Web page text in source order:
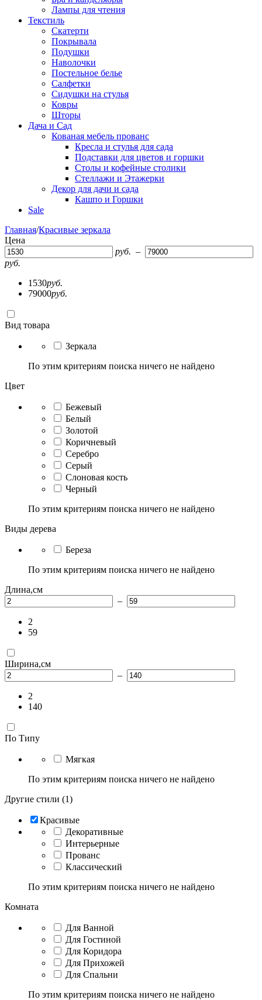
Лампы для чтения
Текстиль
Скатерти
Покрывала
Подушки
Наволочки
Постельное белье
Салфетки
Сидушки на стулья
Ковры
Шторы
Дача и Сад
Кованая мебель прованс
Кресла и стулья для сада
Подставки для цветов и горшки
Столы и кофейные столики
Стеллажи и Этажерки
Декор для дачи и сада
Кашпо и Горшки
Sale
Главная/Красивые зеркала
Цена
руб. –
руб.
1530руб.
79000руб.
Вид товара
Зеркала
По этим критериям поиска ничего не найдено
Цвет
Бежевый
Белый
Золотой
Коричневый
Серебро
Серый
Слоновая кость
Черный
По этим критериям поиска ничего не найдено
Виды дерева
Береза
По этим критериям поиска ничего не найдено
Длина,см
–
2
59
Ширина,см
–
2
140
По Типу
Мягкая
По этим критериям поиска ничего не найдено
Другие стили (1)
Красивые
Декоративные
Интерьерные
Прованс
Классический
По этим критериям поиска ничего не найдено
Комната
Для Ванной
Для Гостиной
Для Коридора
Для Прихожей
Для Спальни
По этим критериям поиска ничего не найдено